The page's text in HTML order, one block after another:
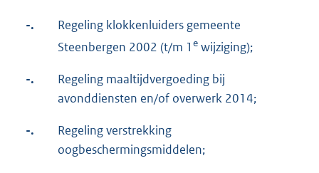
-.
Regeling klokkenluiders gemeente
Steenbergen 2002 (t/m 1 e wijziging);
-.
Regeling maaltijdvergoeding bij
avonddiensten en/of overwerk 2014;
-.
Regeling verstrekking
oogbeschermingsmiddelen;